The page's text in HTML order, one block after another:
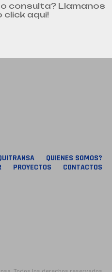
consulta? Llamanos
click aqui!
QUIENES SOMOS?
PROYECTOS CONTACTOS